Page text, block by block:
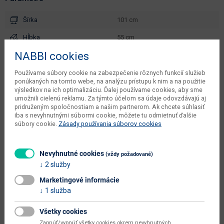
Šírka 101 cm
Hĺbka 55 cm
Výška
dodávateľa
0.1291 m3
kusov v balení dodávateľa 1 ks
váha s obalom dodávateľa 23 kg
typové označenie Ratana 2 New
údržba
NABBI cookies
Používame súbory cookie na zabezpečenie rôznych funkcií služieb
ponúkaných na tomto webe, na analýzu prístupu k nim a na použitie
výsledkov na ich optimalizáciu. Ďalej používame cookies, aby sme
umožnili cielenú reklamu. Za týmto účelom sa údaje odovzdávajú aj
pridruženým spoločnostiam a našim partnerom. Ak chcete súhlasiť
iba s nevyhnutnými súbormi cookie, môžete tu odmietnuť ďalšie
súbory cookie. Zásady používania súborov cookies
Nevyhnutné cookies (vždy požadované)
2 služby
Marketingové informácie
1 služba
Všetky cookies
Zapnúť/vypnúť všetky cookies okrem nevyhnutných